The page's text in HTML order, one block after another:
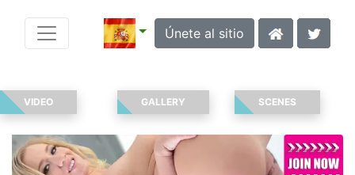
Únete al sitio
VIDEO GALLERY SCENES